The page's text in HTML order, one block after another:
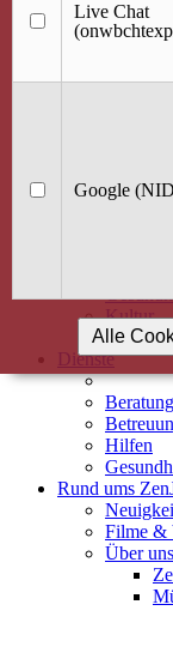
Kultur
Alle
Dienste
Beratung
Hilfen
Rund ums
Filme &
Über uns
Live Chat
Google
Alle